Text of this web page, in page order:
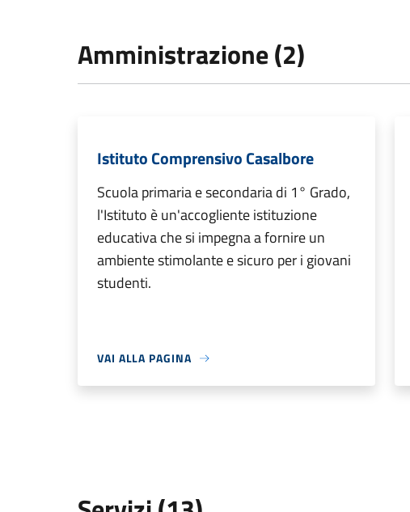
Amministrazione (2)
Istituto Comprensivo Casalbore
Scuola primaria e secondaria di 1° Grado,
l'Istituto è un'accogliente istituzione
educativa che si impegna a fornire un
ambiente stimolante e sicuro per i giovani
studenti.
VAI ALLA PAGINA